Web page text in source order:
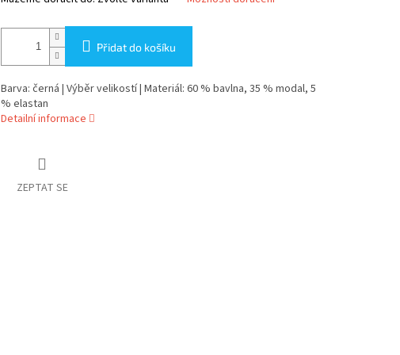
Přidat do košíku
Barva: černá | Výběr velikostí | Materiál: 60 % bavlna, 35 % modal, 5
% elastan
Detailní informace
ZEPTAT SE